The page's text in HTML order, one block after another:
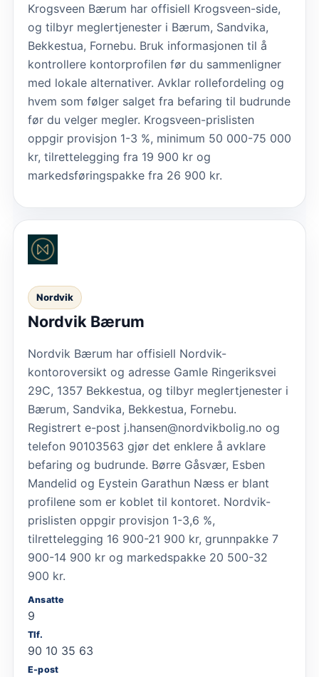
Krogsveen Bærum har offisiell Krogsveen-side,
og tilbyr meglertjenester i Bærum, Sandvika,
Bekkestua, Fornebu. Bruk informasjonen til å
kontrollere kontorprofilen før du sammenligner
med lokale alternativer. Avklar rollefordeling og
hvem som følger salget fra befaring til budrunde
før du velger megler. Krogsveen-prislisten
oppgir provisjon 1-3 %, minimum 50 000-75 000
kr, tilrettelegging fra 19 900 kr og
markedsføringspakke fra 26 900 kr.
Nordvik
Nordvik Bærum
Nordvik Bærum har offisiell Nordvik-
kontoroversikt og adresse Gamle Ringeriksvei
29C, 1357 Bekkestua, og tilbyr meglertjenester i
Bærum, Sandvika, Bekkestua, Fornebu.
Registrert e-post j.hansen@nordvikbolig.no og
telefon 90103563 gjør det enklere å avklare
befaring og budrunde. Børre Gåsvær, Esben
Mandelid og Eystein Garathun Næss er blant
profilene som er koblet til kontoret. Nordvik-
prislisten oppgir provisjon 1-3,6 %,
tilrettelegging 16 900-21 900 kr, grunnpakke 7
900-14 900 kr og markedspakke 20 500-32
900 kr.
Ansatte
9
Tlf.
90 10 35 63
E-post